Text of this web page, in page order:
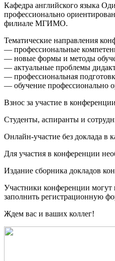
Кафедра английского языка
профессионально
филиале МГИМО.
Тематические направления
— профессиональные
— новые формы и методы
— актуальные проблемы
— профессиональная
— обучение профессионально
Взнос за участие в
Студенты, аспиранты и
Онлайн-участие без доклада в
Для участия в конференции
Издание сборника докладов
Участники конференции могут
заполнить регистрационную
Ждем вас и ваших коллег!